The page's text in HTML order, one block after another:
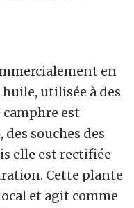
en
utilisée à des
est
souches des
elle est rectifiée
Cette plante
et agit comme